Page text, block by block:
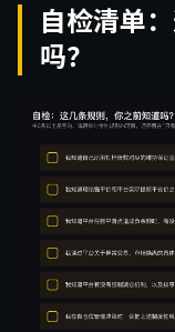
自检清单
吗？